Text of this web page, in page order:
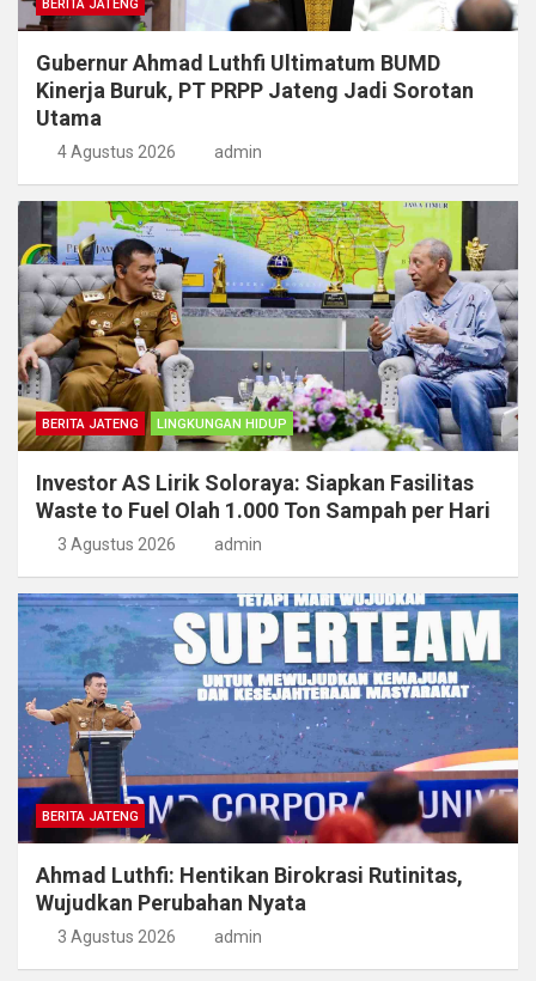
BERITA JATENG
Gubernur Ahmad Luthfi Ultimatum BUMD
Kinerja Buruk, PT PRPP Jateng Jadi Sorotan
Utama
4 Agustus 2026 admin
BERITA JATENG LINGKUNGAN HIDUP
Investor AS Lirik Soloraya: Siapkan Fasilitas
Waste to Fuel Olah 1.000 Ton Sampah per Hari
3 Agustus 2026 admin
BERITA JATENG
Ahmad Luthfi: Hentikan Birokrasi Rutinitas,
Wujudkan Perubahan Nyata
3 Agustus 2026 admin